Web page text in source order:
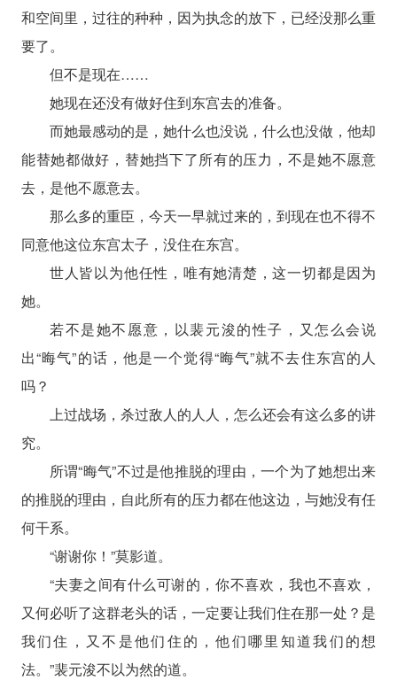
和空间里，过往的种种，因为执念的放下，已经没那么重
要了。
但不是现在……
她现在还没有做好住到东宫去的准备。
而她最感动的是，她什么也没说，什么也没做，他却
能替她都做好，替她挡下了所有的压力，不是她不愿意
去，是他不愿意去。
那么多的重臣，今天一早就过来的，到现在也不得不
同意他这位东宫太子，没住在东宫。
世人皆以为他任性，唯有她清楚，这一切都是因为
她。
若不是她不愿意，以裴元浚的性子，又怎么会说
出“晦气”的话，他是一个觉得“晦气”就不去住东宫的人
吗？
上过战场，杀过敌人的人人，怎么还会有这么多的讲
究。
所谓“晦气”不过是他推脱的理由，一个为了她想出来
的推脱的理由，自此所有的压力都在他这边，与她没有任
何干系。
“谢谢你！”莫影道。
“夫妻之间有什么可谢的，你不喜欢，我也不喜欢，
又何必听了这群老头的话，一定要让我们住在那一处？是
我们住，又不是他们住的，他们哪里知道我们的想
法。”裴元浚不以为然的道。